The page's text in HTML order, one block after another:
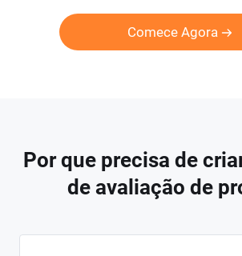
Comece Agora
Por que precisa de
de avaliação de